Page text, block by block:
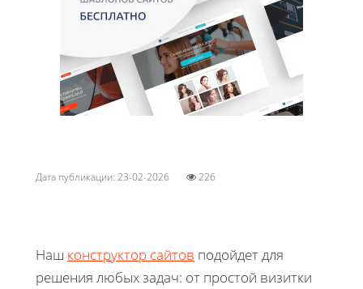
Дата публикации: 23-02-2026 226
Наш конструктор сайтов подойдет для
решения любых задач: от простой визитки